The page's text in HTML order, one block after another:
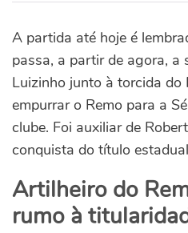
A partida até hoje é
passa, a partir de agora, a
Luizinho junto à torcida do
empurrar o Remo para a
clube. Foi auxiliar de
conquista do título
Artilheiro do
rumo à